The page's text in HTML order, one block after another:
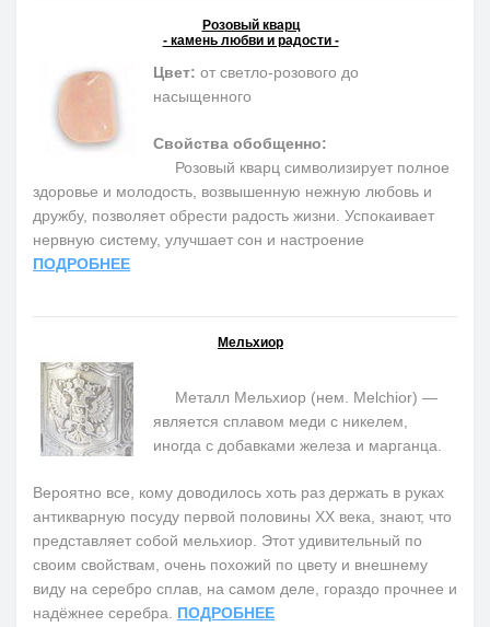
Розовый кварц
- камень любви и радости -
Цвет: от светло-розового до
насыщенного
Свойства обобщенно:
Розовый кварц символизирует полное
здоровье и молодость, возвышенную нежную любовь и
дружбу, позволяет обрести радость жизни. Успокаивает
нервную систему, улучшает сон и настроение
ПОДРОБНЕЕ
Мельхиор
Металл Мельхиор (нем. Melchior) —
является сплавом меди с никелем,
иногда с добавками железа и марганца.
Вероятно все, кому доводилось хоть раз держать в руках
антикварную посуду первой половины ХХ века, знают, что
представляет собой мельхиор. Этот удивительный по
своим свойствам, очень похожий по цвету и внешнему
виду на серебро сплав, на самом деле, гораздо прочнее и
надёжнее серебра. ПОДРОБНЕЕ